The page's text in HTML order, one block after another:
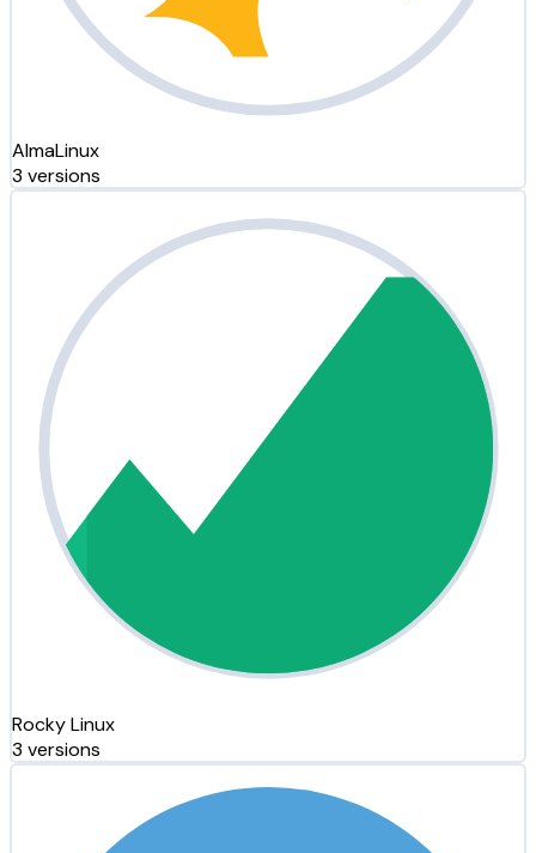
AlmaLinux
3 versions
Rocky Linux
3 versions